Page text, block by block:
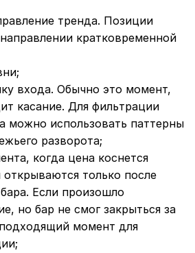
тренда. Позиции
кратковременной
входа. Обычно это момент,
касание. Для фильтрации
можно использовать паттерны
разворота;
когда цена коснется
только после
Если произошло
но бар не смог закрыться за
момент для